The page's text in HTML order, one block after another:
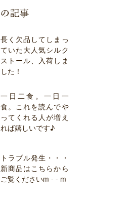
長く欠品してしまっ
ていた大人気シルク
ストール、入荷しま
した！
一日二食。一日一
食。これを読んでや
ってくれる人が増え
れば嬉しいです♪
トラブル発生・・・
新商品はこちらから
ご覧くださいm - - m